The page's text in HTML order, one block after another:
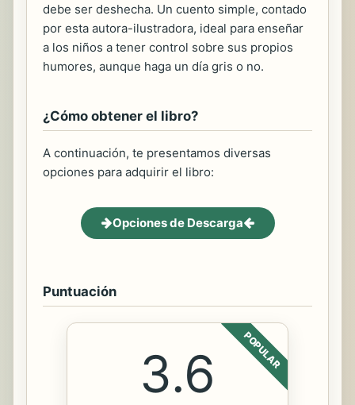
debe ser deshecha. Un cuento simple, contado
por esta autora-ilustradora, ideal para enseñar
a los niños a tener control sobre sus propios
humores, aunque haga un día gris o no.
¿Cómo obtener el libro?
A continuación, te presentamos diversas
opciones para adquirir el libro:
Opciones de Descarga
Puntuación
POPULAR
3.6